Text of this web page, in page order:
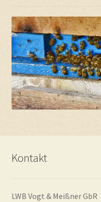
Kontakt
LWB Vogt & Meißner GbR